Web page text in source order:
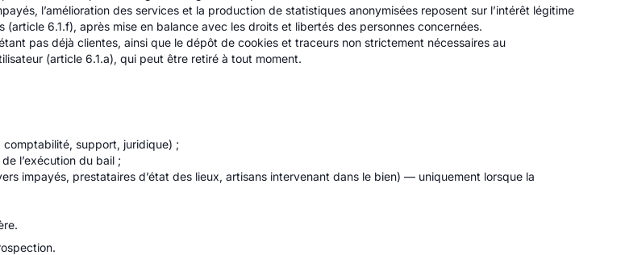
l’amélioration des services et la production de statistiques anonymisées reposent sur l’intérêt légitime
6.1.f), après mise en balance avec les droits et libertés des personnes concernées.
pas déjà clientes, ainsi que le dépôt de cookies et traceurs non strictement nécessaires au
(article 6.1.a), qui peut être retiré à tout moment.
comptabilité, support, juridique) ;
l’exécution du bail ;
impayés, prestataires d’état des lieux, artisans intervenant dans le bien) — uniquement lorsque la